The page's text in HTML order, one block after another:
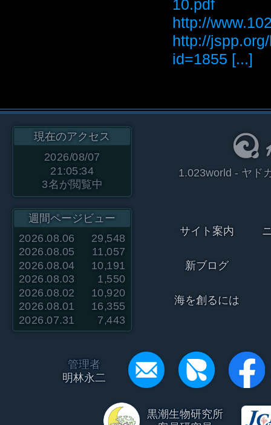
10.pdf
http://
http://
id=1855 [...]
現在のアクセス
2026/08/07
21:05:34
3名が閲覧中
週間ページビュー
2026.08.06
29,548
2026.08.05
11,057
2026.08.04
10,191
2026.08.03
1,550
2026.08.02
10,920
2026.08.01
16,355
2026.07.31
7,443
1.023world - ヤド
サイト案内
新ブログ
海を創るには
管理者
明林永二
黒潮生物研究所